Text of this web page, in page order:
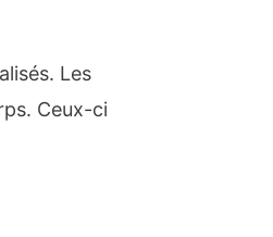
Les
Ceux-ci